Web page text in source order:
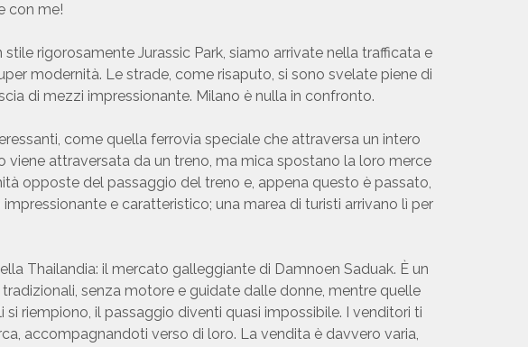
con me!
rigorosamente Jurassic Park, siamo arrivate nella trafficata e
modernità. Le strade, come risaputo, si sono svelate piene di
di mezzi impressionante. Milano è nulla in confronto.
come quella ferrovia speciale che attraversa un intero
attraversata da un treno, ma mica spostano la loro merce
opposte del passaggio del treno e, appena questo è passato,
e caratteristico; una marea di turisti arrivano lì per
Thailandia: il mercato galleggiante di Damnoen Saduak. È un
senza motore e guidate dalle donne, mentre quelle
riempiono, il passaggio diventi quasi impossibile. I venditori ti
accompagnandoti verso di loro. La vendita è davvero varia,